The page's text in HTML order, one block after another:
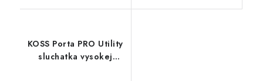
KOSS Porta PRO Utility
sluchatka vysokej